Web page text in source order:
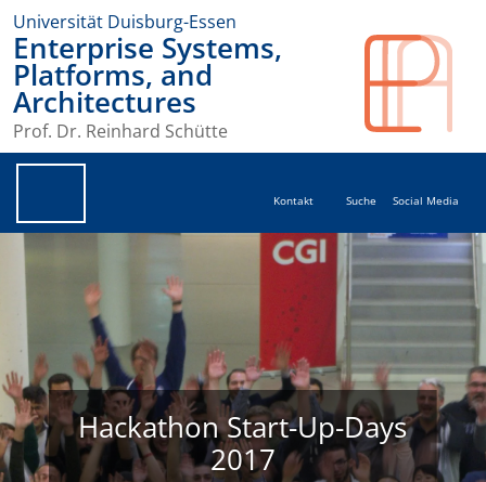
Universität Duisburg-Essen
Enterprise Systems,
Platforms, and
Architectures
Prof. Dr. Reinhard Schütte
Kontakt Suche Social Media
Hackathon Start-Up-Days
2017